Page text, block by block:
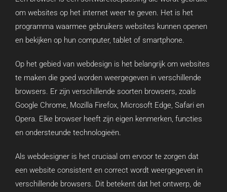
om websites op het internet weer te geven. Het is het
programma waarmee gebruikers websites kunnen openen
en bekijken op hun computer, tablet of smartphone.
Op het gebied van webdesign is het belangrijk om websites
te maken die goed worden weergegeven in verschillende
browsers. Er zijn verschillende soorten browsers, zoals
Google Chrome, Mozilla Firefox, Microsoft Edge, Safari en
Opera. Elke browser heeft zijn eigen kenmerken, functies
en ondersteunde technologieën.
Als webdesigner is het cruciaal om ervoor te zorgen dat
een website consistent en correct wordt weergegeven in
verschillende browsers. Dit betekent dat het ontwerp, de